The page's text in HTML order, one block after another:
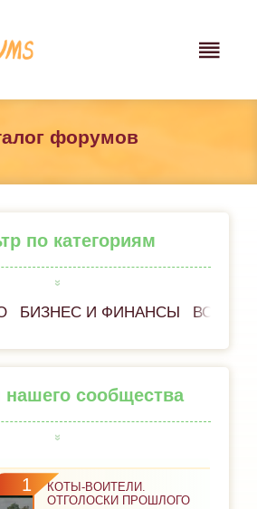
форумов
по категориям
БИЗНЕС И ФИНАНСЫ ВСЁ
сообщества
1
КОТЫ-ВОИТЕЛИ.
ОТГОЛОСКИ ПРОШЛОГО